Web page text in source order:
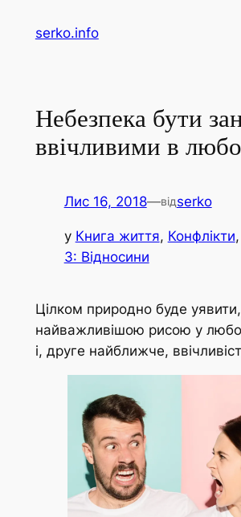
serko.info
Небезпека бути
ввічливими в
Лис 16, 2018—відserko
у Книга життя, Конфлікти,
3: Відносини
Цілком природно буде
найважливішою рисою у
і, друге найближче,